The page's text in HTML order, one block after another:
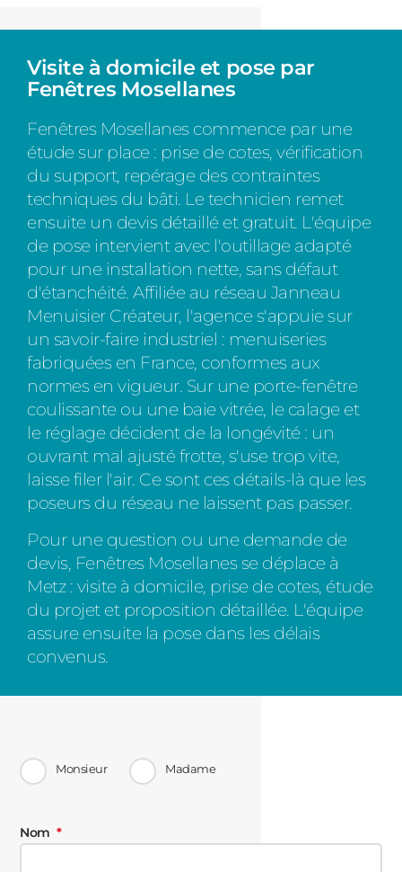
Visite à domicile et pose par
Fenêtres Mosellanes
Fenêtres Mosellanes commence par une
étude sur place : prise de cotes, vérification
du support, repérage des contraintes
techniques du bâti. Le technicien remet
ensuite un devis détaillé et gratuit. L'équipe
de pose intervient avec l'outillage adapté
pour une installation nette, sans défaut
d'étanchéité. Affiliée au réseau Janneau
Menuisier Créateur, l'agence s'appuie sur
un savoir-faire industriel : menuiseries
fabriquées en France, conformes aux
normes en vigueur. Sur une porte-fenêtre
coulissante ou une baie vitrée, le calage et
le réglage décident de la longévité : un
ouvrant mal ajusté frotte, s'use trop vite,
laisse filer l'air. Ce sont ces détails-là que les
poseurs du réseau ne laissent pas passer.
Pour une question ou une demande de
devis, Fenêtres Mosellanes se déplace à
Metz : visite à domicile, prise de cotes, étude
du projet et proposition détaillée. L'équipe
assure ensuite la pose dans les délais
convenus.
Monsieur Madame
Nom